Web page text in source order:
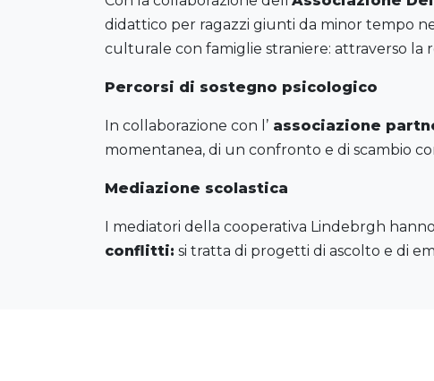
didattico per ragazzi giunti da minor tempo
culturale con famiglie straniere: attraverso la
Percorsi di sostegno psicologico
In collaborazione con l’ associazione
momentanea, di un confronto e di scambio
Mediazione scolastica
I mediatori della cooperativa Lindebrgh
conflitti: si tratta di progetti di ascolto e di